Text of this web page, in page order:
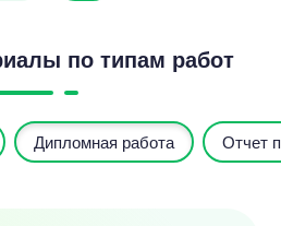
по типам работ
Дипломная работа Отчет